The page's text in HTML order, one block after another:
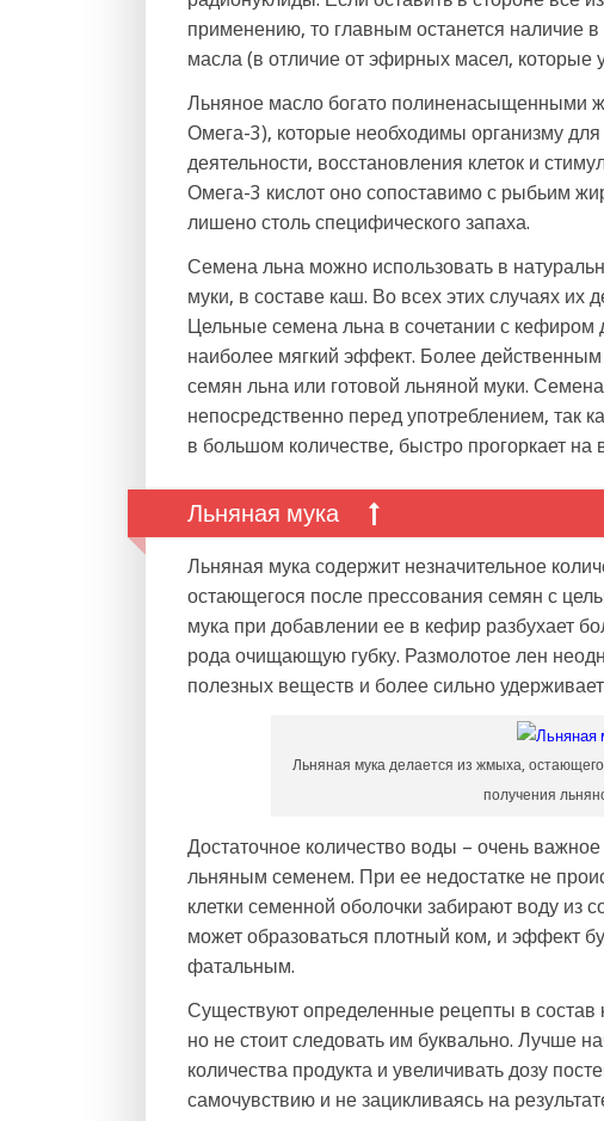
применению, то главным останется наличие
масла (в отличие от эфирных масел, которые
Льняное масло богато полиненасыщенными
Омега-3), которые необходимы организму
деятельности, восстановления клеток и
Омега-3 кислот оно сопоставимо с рыбьим
лишено столь специфического запаха.
Семена льна можно использовать в
муки, в составе каш. Во всех этих случаях их
Цельные семена льна в сочетании с кефиром
наиболее мягкий эффект. Более
семян льна или готовой льняной муки.
непосредственно перед употреблением, так
в большом количестве, быстро прогоркает на
Льняная мука
Льняная мука содержит незначительное
остающегося после прессования семян с
мука при добавлении ее в кефир разбухает
рода очищающую губку. Размолотое лен
полезных веществ и более сильно
Льняная мука делается из жмыха,
получения
Достаточное количество воды – очень
льняным семенем. При ее недостатке не
клетки семенной оболочки забирают воду из
может образоваться плотный ком, и эффект
фатальным.
Существуют определенные рецепты в состав
но не стоит следовать им буквально. Лучше
количества продукта и увеличивать дозу
самочувствию и не зацикливаясь на